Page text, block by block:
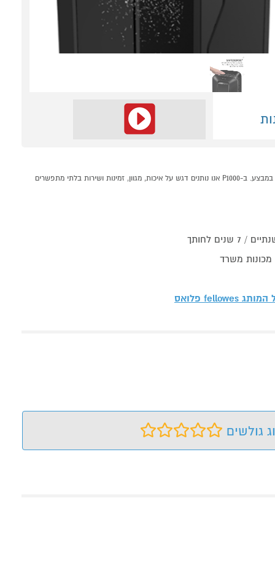
מגרסה משרדית fellowes Powershred LX200 קונים אונליין בקטגוריית מגרסות פתיתים במחלקת מגרסות בP1000 - אתר קניות ישראלי בטוח, משתלם ונוח המציע מוצרים מומלצים במבצע. ב-P1000 אנו נותנים דגש על איכות, מגוון, זמינות ושירות בלתי מתפשרים
לחותך
מכונות משרד
המותג fellowes פלואס
גולשים